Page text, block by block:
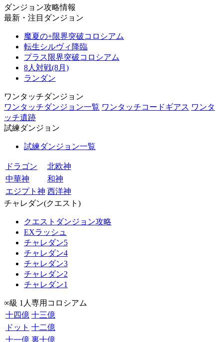
ダンジョン攻略情報
最新・注目ダンジョン
魔夏の+限界突破コロシアム
転生シルヴィ降臨
プラス限界突破コロシアム
8人対戦(8月)
ランダン
ワンタッチダンジョン
ワンタッチダンジョン一覧 ワンタッチコードギアス ワンタ
ッチ遺跡
試練ダンジョン
試練ダンジョン一覧
ドラゴン
北欧神
中華神
和神
エジプト神 西洋神
チャレダン(クエスト)
クエストダンジョン攻略
EXラッシュ
チャレダン5
チャレダン4
チャレダン3
チャレダン2
チャレダン1
∞級 1人専用コロシアム
十四億 十三億
ドット 十二億
十一億 裏十億